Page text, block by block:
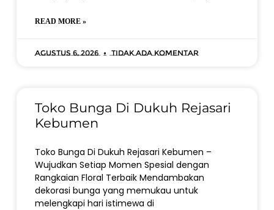
READ MORE »
Agustus 6, 2026 Tidak ada komentar
Toko Bunga Di Dukuh Rejasari
Kebumen
Toko Bunga Di Dukuh Rejasari Kebumen –
Wujudkan Setiap Momen Spesial dengan
Rangkaian Floral Terbaik Mendambakan
dekorasi bunga yang memukau untuk
melengkapi hari istimewa di